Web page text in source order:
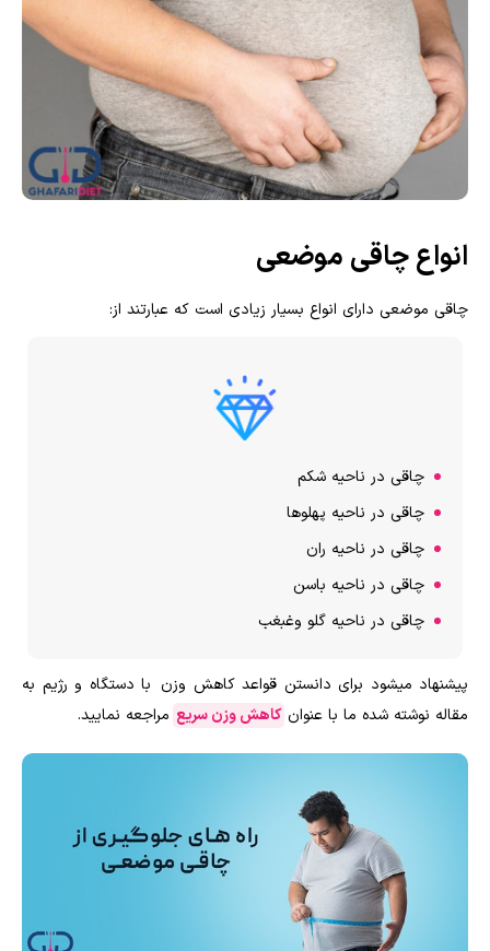
انواع چاقی موضعی
چاقی موضعی دارای انواع بسیار زیادی است که عبارتند از:
چاقی در ناحیه شکم
چاقی در ناحیه پهلوها
چاقی در ناحیه ران
چاقی در ناحیه باسن
چاقی در ناحیه گلو وغبغب
پیشنهاد میشود برای دانستن قواعد کاهش وزن با دستگاه و رژیم به
مقاله نوشته شده ما با عنوان کاهش وزن سریع مراجعه نمایید.